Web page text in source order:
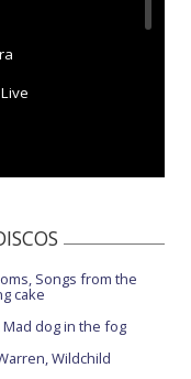
Songs from the
cake
Mad dog in the fog
Wildchild